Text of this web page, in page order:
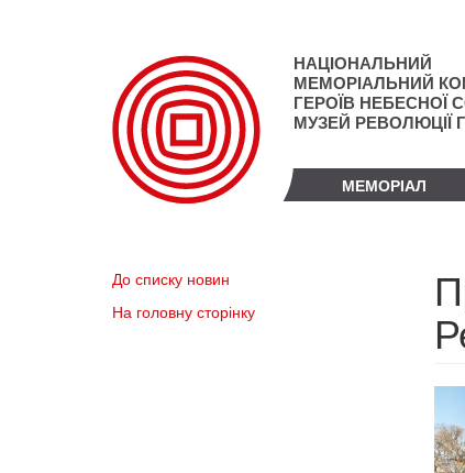
НАЦІОНАЛЬНИЙ
МЕМОРІАЛЬНИЙ
ГЕРОЇВ НЕБЕСНОЇ
МУЗЕЙ РЕВОЛЮЦІЇ
МЕМОРІАЛ
До списку новин
На головну сторінку